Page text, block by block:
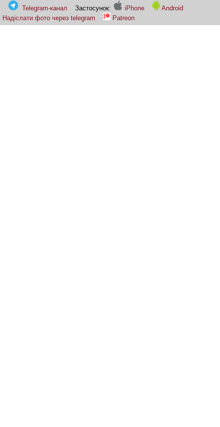
Telegram-канал
Застосунок: iPhone
Android
Надіслати фото через telegram
Patreon